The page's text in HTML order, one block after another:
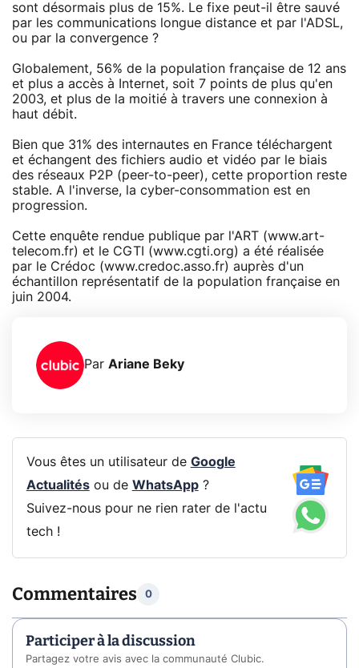
sont désormais plus de 15%. Le fixe peut-il être sauvé
par les communications longue distance et par l'ADSL,
ou par la convergence ?
Globalement, 56% de la population française de 12 ans
et plus a accès à Internet, soit 7 points de plus qu'en
2003, et plus de la moitié à travers une connexion à
haut débit.
Bien que 31% des internautes en France téléchargent
et échangent des fichiers audio et vidéo par le biais
des réseaux P2P (peer-to-peer), cette proportion reste
stable. A l'inverse, la cyber-consommation est en
progression.
Cette enquête rendue publique par l'ART (www.art-
telecom.fr) et le CGTI (www.cgti.org) a été réalisée
par le Crédoc (www.credoc.asso.fr) auprès d'un
échantillon représentatif de la population française en
juin 2004.
Par Ariane Beky
Vous êtes un utilisateur de Google
Actualitésou de WhatsApp?
Suivez-nous pour ne rien rater de l'actu
tech !
Commentaires 0
Participer à la discussion
Partagez votre avis avec la communauté Clubic.